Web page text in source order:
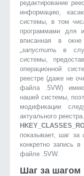
редактирование
информацию,
системы, в том
программами для
вписанная в
„запустить в
системы,
операционной
реестре (даже не
файла .5VW)
нашей системы,
модификации
актуального
показывает, шаг
конкретно запись
файле .5VW.
Шаг за шагом